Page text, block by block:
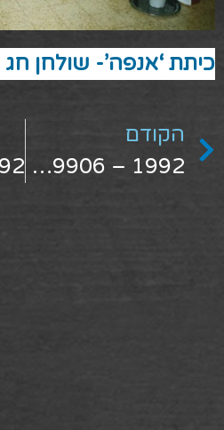
כיתת ‘אנפה’- שולחן חג
הקודם
1992 – 1489906